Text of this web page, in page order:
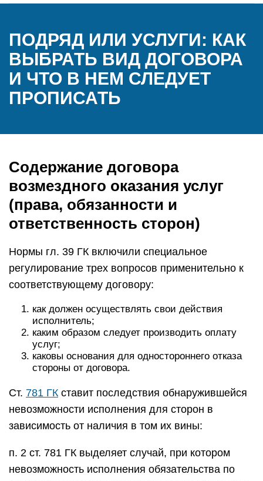
ПОДРЯД ИЛИ УСЛУГИ: КАК
ВЫБРАТЬ ВИД ДОГОВОРА
И ЧТО В НЕМ СЛЕДУЕТ
ПРОПИСАТЬ
Содержание договора
возмездного оказания услуг
(права, обязанности и
ответственность сторон)
Нормы гл. 39 ГК включили специальное
регулирование трех вопросов применительно к
соответствующему договору:
как должен осуществлять свои действия
исполнитель;
каким образом следует производить оплату
услуг;
каковы основания для одностороннего отказа
стороны от договора.
Ст. 781 ГКставит последствия обнаружившейся
невозможности исполнения для сторон в
зависимость от наличия в том их вины:
п. 2 ст. 781 ГК выделяет случай, при котором
невозможность исполнения обязательства по